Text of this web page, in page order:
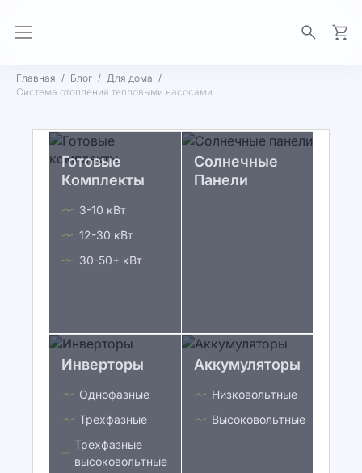
Главная Блог
Для дома
Система отопления тепловыми насосами
Готовые
Комплекты
3-10 кВт
12-30 кВт
30-50+ кВт
Солнечные
Панели
Инверторы
Однофазные
Трехфазные
Трехфазные
высоковольтные
Аккумуляторы
Низковольтные
Высоковольтные